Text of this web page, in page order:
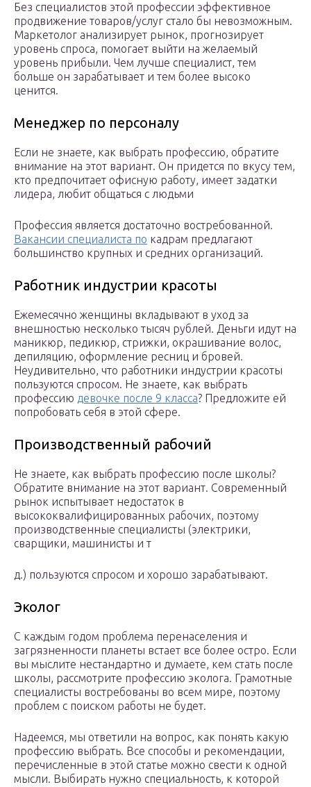
Без специалистов этой профессии эффективное
продвижение товаров/услуг стало бы невозможным.
Маркетолог анализирует рынок, прогнозирует
уровень спроса, помогает выйти на желаемый
уровень прибыли. Чем лучше специалист, тем
больше он зарабатывает и тем более высоко
ценится.
Менеджер по персоналу
Если не знаете, как выбрать профессию, обратите
внимание на этот вариант. Он придется по вкусу тем,
кто предпочитает офисную работу, имеет задатки
лидера, любит общаться с людьми
Профессия является достаточно востребованной.
Вакансии специалиста по кадрам предлагают
большинство крупных и средних организаций.
Работник индустрии красоты
Ежемесячно женщины вкладывают в уход за
внешностью несколько тысяч рублей. Деньги идут на
маникюр, педикюр, стрижки, окрашивание волос,
депиляцию, оформление ресниц и бровей.
Неудивительно, что работники индустрии красоты
пользуются спросом. Не знаете, как выбрать
профессию девочке после 9 класса? Предложите ей
попробовать себя в этой сфере.
Производственный рабочий
Не знаете, как выбрать профессию после школы?
Обратите внимание на этот вариант. Современный
рынок испытывает недостаток в
высококвалифицированных рабочих, поэтому
производственные специалисты (электрики,
сварщики, машинисты и т
д.) пользуются спросом и хорошо зарабатывают.
Эколог
С каждым годом проблема перенаселения и
загрязненности планеты встает все более остро. Если
вы мыслите нестандартно и думаете, кем стать после
школы, рассмотрите профессию эколога. Грамотные
специалисты востребованы во всем мире, поэтому
проблем с поиском работы не будет.
Надеемся, мы ответили на вопрос, как понять какую
профессию выбрать. Все способы и рекомендации,
перечисленные в этой статье можно свести к одной
мысли. Выбирать нужно специальность, к которой